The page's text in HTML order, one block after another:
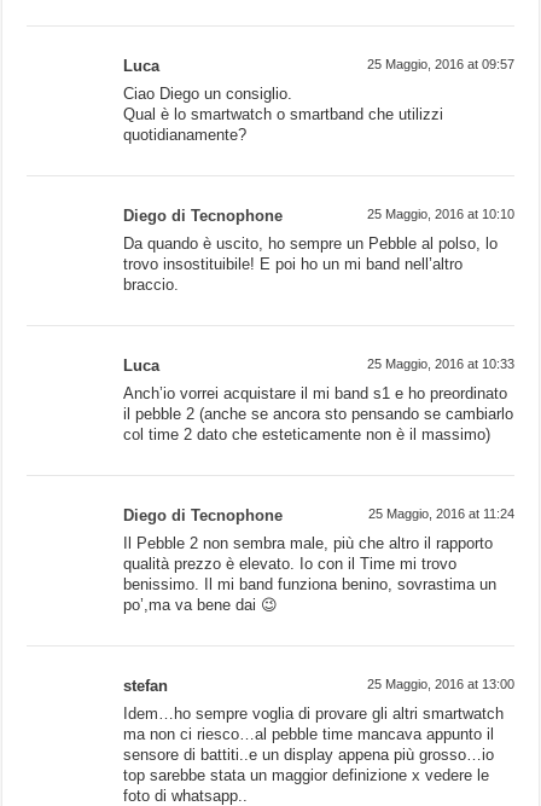
Luca 25 Maggio, 2016 at 09:57
Ciao Diego un consiglio.
Qual è lo smartwatch o smartband che utilizzi
quotidianamente?
Diego di Tecnophone 25 Maggio, 2016 at 10:10
Da quando è uscito, ho sempre un Pebble al polso, lo
trovo insostituibile! E poi ho un mi band nell’altro
braccio.
Luca 25 Maggio, 2016 at 10:33
Anch’io vorrei acquistare il mi band s1 e ho preordinato
il pebble 2 (anche se ancora sto pensando se cambiarlo
col time 2 dato che esteticamente non è il massimo)
Diego di Tecnophone 25 Maggio, 2016 at 11:24
Il Pebble 2 non sembra male, più che altro il rapporto
qualità prezzo è elevato. Io con il Time mi trovo
benissimo. Il mi band funziona benino, sovrastima un
po’,ma va bene dai 😉
stefan 25 Maggio, 2016 at 13:00
Idem…ho sempre voglia di provare gli altri smartwatch
ma non ci riesco…al pebble time mancava appunto il
sensore di battiti..e un display appena più grosso…io
top sarebbe stata un maggior definizione x vedere le
foto di whatsapp..